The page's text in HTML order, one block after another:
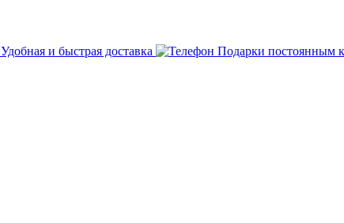
Удобная и быстрая доставка Подарки постоянным